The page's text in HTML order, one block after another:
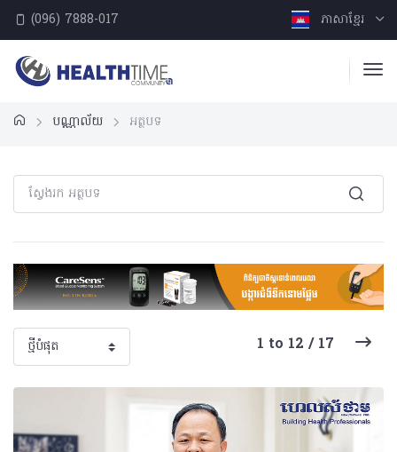
(096) 7888-017 ភាសាខ្មែរ
បណ្ណាល័យ អត្ថបទ
1 to 12 / 17